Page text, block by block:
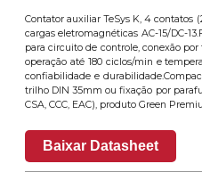
Contator auxiliar TeSys K, 4 contatos
cargas eletromagnéticas AC-15/DC-
para circuito de controle, conexão
operação até 180 ciclos/min e
confiabilidade e
trilho DIN 35mm ou fixação por
CSA, CCC, EAC), produto Green
Baixar Datasheet